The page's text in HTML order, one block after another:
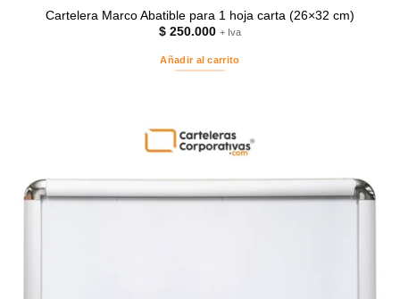
Cartelera Marco Abatible para 1 hoja carta (26×32 cm)
$ 250.000 + Iva
Añadir al carrito